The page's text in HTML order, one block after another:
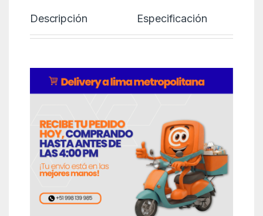
Descripción Especificación